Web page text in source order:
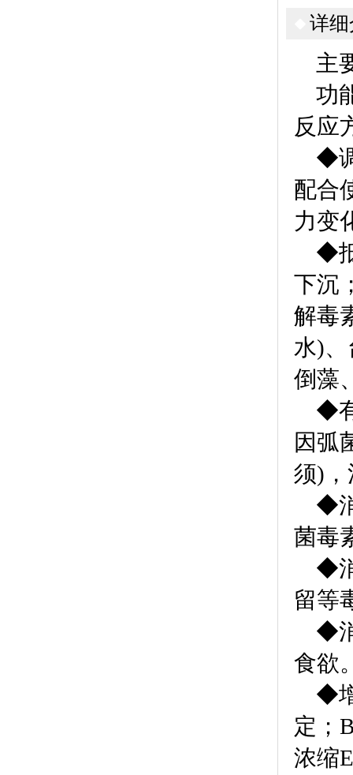
详
主
功
反应
◆
配合
力变
◆
下沉
解毒
水)
倒藻
◆
因弧
须)，
◆
菌毒
◆
留等
◆
食欲
◆
定；
浓缩